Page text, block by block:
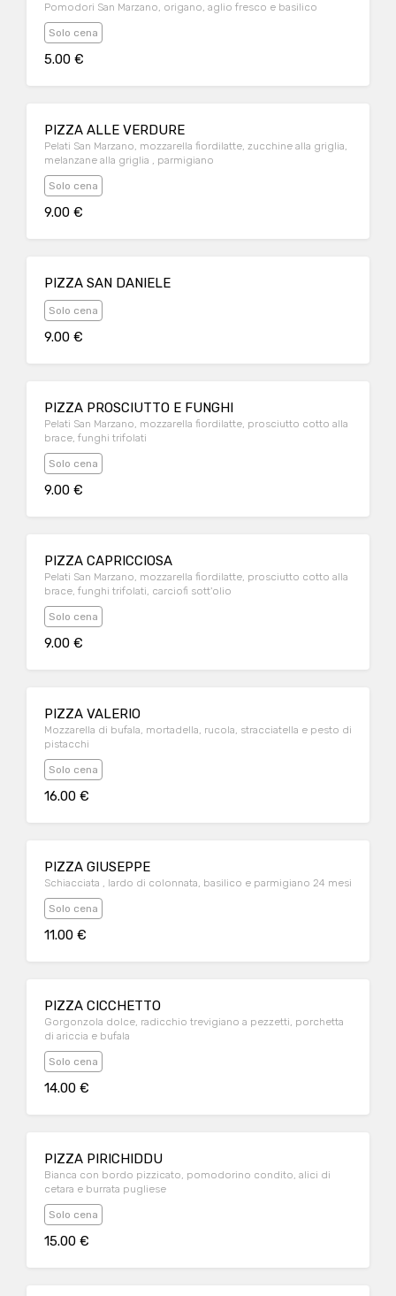
Pomodori San Marzano, origano, aglio fresco e basilico
Solo cena
5.00 €
PIZZA ALLE VERDURE
Pelati San Marzano, mozzarella fiordilatte, zucchine alla griglia,
melanzane alla griglia , parmigiano
Solo cena
9.00 €
PIZZA SAN DANIELE
Solo cena
9.00 €
PIZZA PROSCIUTTO E FUNGHI
Pelati San Marzano, mozzarella fiordilatte, prosciutto cotto alla
brace, funghi trifolati
Solo cena
9.00 €
PIZZA CAPRICCIOSA
Pelati San Marzano, mozzarella fiordilatte, prosciutto cotto alla
brace, funghi trifolati, carciofi sott'olio
Solo cena
9.00 €
PIZZA VALERIO
Mozzarella di bufala, mortadella, rucola, stracciatella e pesto di
pistacchi
Solo cena
16.00 €
PIZZA GIUSEPPE
Schiacciata , lardo di colonnata, basilico e parmigiano 24 mesi
Solo cena
11.00 €
PIZZA CICCHETTO
Gorgonzola dolce, radicchio trevigiano a pezzetti, porchetta
di ariccia e bufala
Solo cena
14.00 €
PIZZA PIRICHIDDU
Bianca con bordo pizzicato, pomodorino condito, alici di
cetara e burrata pugliese
Solo cena
15.00 €